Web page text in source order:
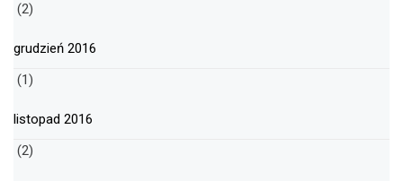
(2)
grudzień 2016
(1)
listopad 2016
(2)